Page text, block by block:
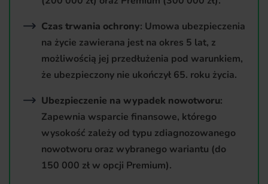
Czas trwania ochrony: Umowa ubezpieczenia
na życie zawierana jest na okres 5 lat, z
możliwością jej przedłużenia pod warunkiem,
że ubezpieczony nie ukończył 65. roku życia.
Ubezpieczenie na wypadek nowotworu:
Zapewnia wsparcie finansowe, którego
wysokość zależy od typu zdiagnozowanego
nowotworu oraz wybranego wariantu (do
150 000 zł w opcji Premium).